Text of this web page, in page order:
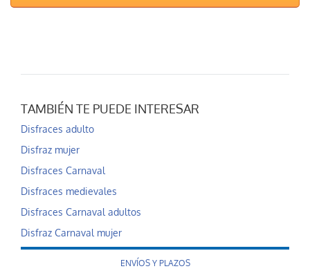
TAMBIÉN TE PUEDE INTERESAR
Disfraces adulto
Disfraz mujer
Disfraces Carnaval
Disfraces medievales
Disfraces Carnaval adultos
Disfraz Carnaval mujer
ENVÍOS Y PLAZOS